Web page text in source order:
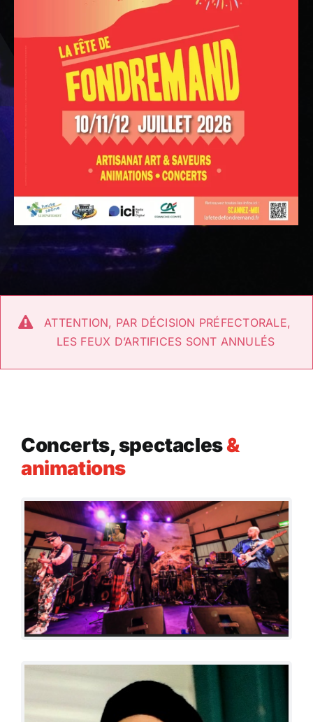
ATTENTION, PAR DÉCISION PRÉFECTORALE,
LES FEUX D’ARTIFICES SONT ANNULÉS
Concerts, spectacles&
animations